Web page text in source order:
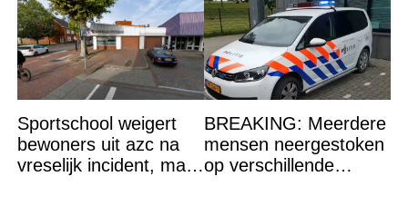
Sportschool weigert
bewoners uit azc na
vreselijk incident, maar
BREAKING: Meerdere
mensen neergestoken
op verschillende